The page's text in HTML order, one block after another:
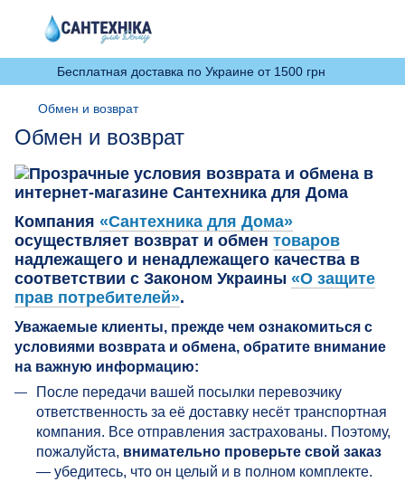
Бесплатная доставка по Украине от 1500 грн
Обмен и возврат
Обмен и возврат
Компания «Сантехника для Дома»
осуществляет возврат и обмен товаров
надлежащего и ненадлежащего качества в
соответствии с Законом Украины «О защите
прав потребителей».
Уважаемые клиенты, прежде чем ознакомиться с
условиями возврата и обмена, обратите внимание
на важную информацию:
После передачи вашей посылки перевозчику
ответственность за её доставку несёт транспортная
компания. Все отправления застрахованы. Поэтому,
пожалуйста, внимательно проверьте свой заказ
— убедитесь, что он целый и в полном комплекте.